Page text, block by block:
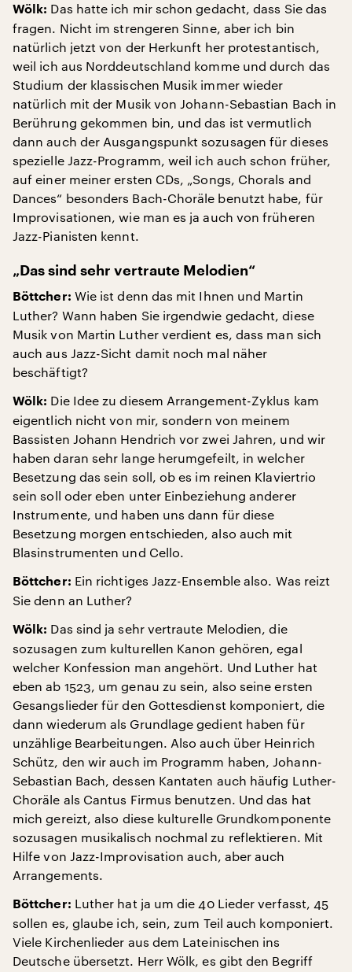
Wölk: Das hatte ich mir schon gedacht, dass Sie das
fragen. Nicht im strengeren Sinne, aber ich bin
natürlich jetzt von der Herkunft her protestantisch,
weil ich aus Norddeutschland komme und durch das
Studium der klassischen Musik immer wieder
natürlich mit der Musik von Johann-Sebastian Bach in
Berührung gekommen bin, und das ist vermutlich
dann auch der Ausgangspunkt sozusagen für dieses
spezielle Jazz-Programm, weil ich auch schon früher,
auf einer meiner ersten CDs, „Songs, Chorals and
Dances“ besonders Bach-Choräle benutzt habe, für
Improvisationen, wie man es ja auch von früheren
Jazz-Pianisten kennt.
„Das sind sehr vertraute Melodien“
Böttcher: Wie ist denn das mit Ihnen und Martin
Luther? Wann haben Sie irgendwie gedacht, diese
Musik von Martin Luther verdient es, dass man sich
auch aus Jazz-Sicht damit noch mal näher
beschäftigt?
Wölk: Die Idee zu diesem Arrangement-Zyklus kam
eigentlich nicht von mir, sondern von meinem
Bassisten Johann Hendrich vor zwei Jahren, und wir
haben daran sehr lange herumgefeilt, in welcher
Besetzung das sein soll, ob es im reinen Klaviertrio
sein soll oder eben unter Einbeziehung anderer
Instrumente, und haben uns dann für diese
Besetzung morgen entschieden, also auch mit
Blasinstrumenten und Cello.
Böttcher: Ein richtiges Jazz-Ensemble also. Was reizt
Sie denn an Luther?
Wölk: Das sind ja sehr vertraute Melodien, die
sozusagen zum kulturellen Kanon gehören, egal
welcher Konfession man angehört. Und Luther hat
eben ab 1523, um genau zu sein, also seine ersten
Gesangslieder für den Gottesdienst komponiert, die
dann wiederum als Grundlage gedient haben für
unzählige Bearbeitungen. Also auch über Heinrich
Schütz, den wir auch im Programm haben, Johann-
Sebastian Bach, dessen Kantaten auch häufig Luther-
Choräle als Cantus Firmus benutzen. Und das hat
mich gereizt, also diese kulturelle Grundkomponente
sozusagen musikalisch nochmal zu reflektieren. Mit
Hilfe von Jazz-Improvisation auch, aber auch
Arrangements.
Böttcher: Luther hat ja um die 40 Lieder verfasst, 45
sollen es, glaube ich, sein, zum Teil auch komponiert.
Viele Kirchenlieder aus dem Lateinischen ins
Deutsche übersetzt. Herr Wölk, es gibt den Begriff